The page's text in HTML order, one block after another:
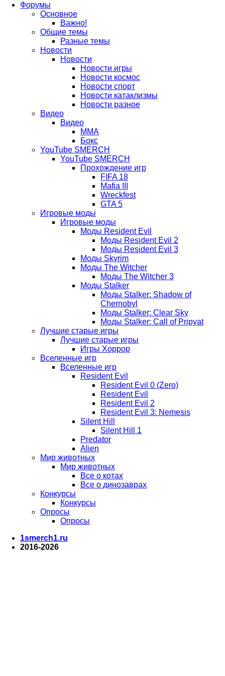
вкладке)
новой
вкладке)
новой
вкладке)
Форумы
Основное
Важно!
Общие темы
Разные темы
Новости
Новости
Новости игры
Новости космос
Новости спорт
Новости катаклизмы
Новости разное
Видео
Видео
ММА
Бокс
YouTube SMERCH
YouTube SMERCH
Прохождение игр
FIFA 18
Mafia III
Wreckfest
GTA 5
Игровые моды
Игровые моды
Моды Resident Evil
Моды Resident Evil 2
Моды Resident Evil 3
Моды Skyrim
Моды The Witcher
Моды The Witcher 3
Моды Stalker
Моды Stalker: Shadow of
Chernobyl
Моды Stalker: Clear Sky
Моды Stalker: Call of Pripyat
Лучшие старые игры
Лучшие старые игры
Игры Хоррор
Вселенные игр
Вселенные игр
Resident Evil
Resident Evil 0 (Zero)
Resident Evil
Resident Evil 2
Resident Evil 3: Nemesis
Silent Hill
Silent Hill 1
Predator
Alien
Мир животных
Мир животных
Все о котах
Все о динозаврах
Конкурсы
Конкурсы
Опросы
Опросы
1smerch1.ru
2016-2026